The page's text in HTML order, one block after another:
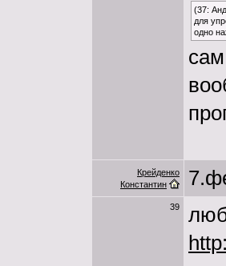
(37:
для
одно
Крейденко
Константин
39